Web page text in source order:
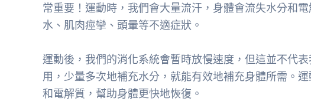
常重要！運動時，我們會大量流汗，身體會流失水分和
水、肌肉痙攣、頭暈等不適症狀。
運動後，我們的消化系統會暫時放慢速度，但這並不代
用，少量多次地補充水分，就能有效地補充身體所需。
和電解質，幫助身體更快地恢復。